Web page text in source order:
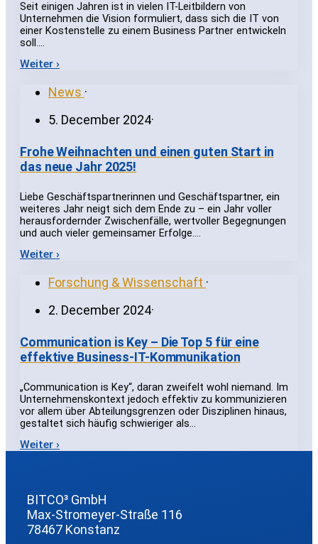
Seit einigen Jahren ist in vielen IT-Leitbildern von
Unternehmen die Vision formuliert, dass sich die IT von
einer Kostenstelle zu einem Business Partner entwickeln
soll.…
Weiter ›
News ·
5. December 2024·
Frohe Weihnachten und einen guten Start in
das neue Jahr 2025!
Liebe Geschäftspartnerinnen und Geschäftspartner, ein
weiteres Jahr neigt sich dem Ende zu – ein Jahr voller
herausfordernder Zwischenfälle, wertvoller Begegnungen
und auch vieler gemeinsamer Erfolge.…
Weiter ›
Forschung & Wissenschaft ·
2. December 2024·
Communication is Key – Die Top 5 für eine
effektive Business-IT-Kommunikation
„Communication is Key“, daran zweifelt wohl niemand. Im
Unternehmenskontext jedoch effektiv zu kommunizieren
vor allem über Abteilungsgrenzen oder Disziplinen hinaus,
gestaltet sich häufig schwieriger als…
Weiter ›
BITCO³ GmbH
Max-Stromeyer-Straße 116
78467 Konstanz